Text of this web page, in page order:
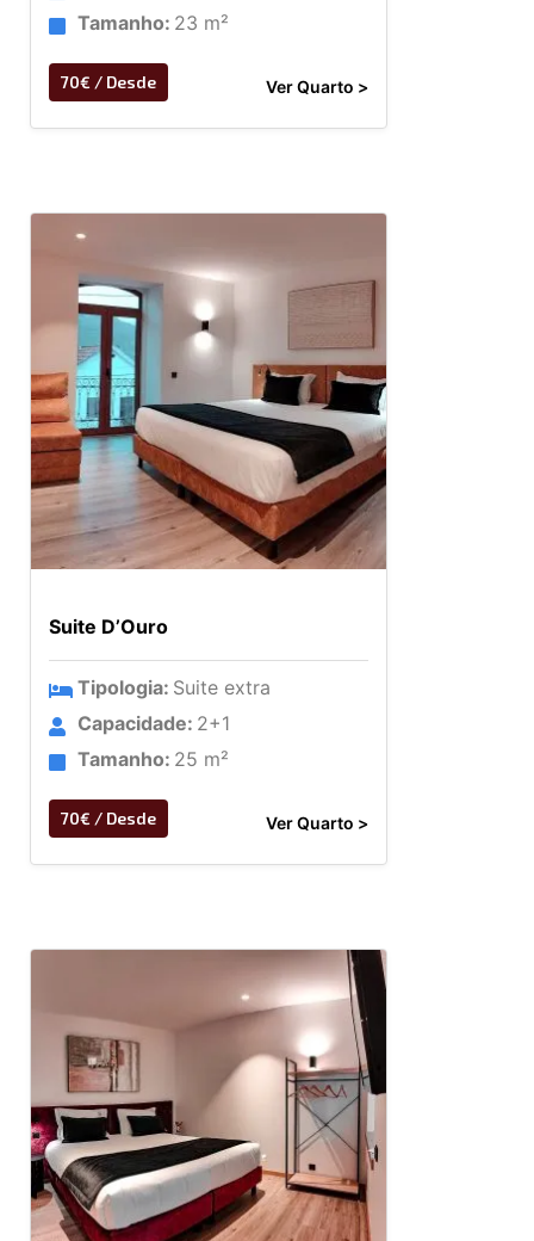
Tamanho: 23 m²
70€ / Desde Ver Quarto >
Suite D’Ouro
Tipologia: Suite extra
Capacidade: 2+1
Tamanho: 25 m²
70€ / Desde Ver Quarto >